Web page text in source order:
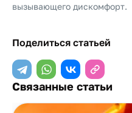
вызывающего дискомфорт.
Поделиться статьей
Связанные статьи